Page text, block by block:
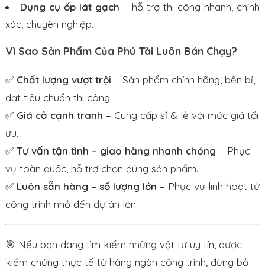
Dụng cụ ốp lát gạch – hỗ trợ thi công nhanh, chính
xác, chuyên nghiệp.
Vì Sao Sản Phẩm Của Phú Tài Luôn Bán Chạy?
✅ Chất lượng vượt trội – Sản phẩm chính hãng, bền bỉ,
đạt tiêu chuẩn thi công.
✅ Giá cả cạnh tranh – Cung cấp sỉ & lẻ với mức giá tối
ưu.
✅ Tư vấn tận tình – giao hàng nhanh chóng – Phục
vụ toàn quốc, hỗ trợ chọn đúng sản phẩm.
✅ Luôn sẵn hàng – số lượng lớn – Phục vụ linh hoạt từ
công trình nhỏ đến dự án lớn.
🎯 Nếu bạn đang tìm kiếm những vật tư uy tín, được
kiểm chứng thực tế từ hàng ngàn công trình, đừng bỏ